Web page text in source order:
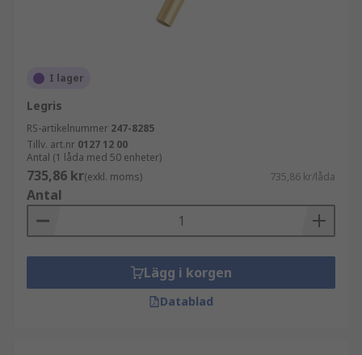
I lager
Legris
RS-artikelnummer 247-8285
Tillv. art.nr 0127 12 00
Antal (1 låda med 50 enheter)
735,86 kr(exkl. moms) 735,86 kr/låda
Antal
Lägg i korgen
Datablad